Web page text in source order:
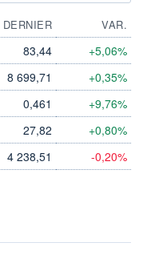
DERNIER
VAR.
83,44 +5,06%
8 699,71 +0,35%
0,461 +9,76%
27,82 +0,80%
4 238,51 -0,20%